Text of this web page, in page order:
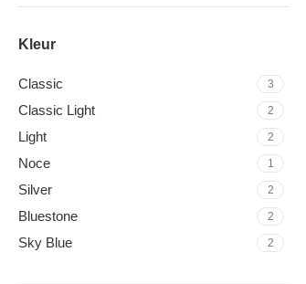
Kleur
Classic 3
Classic Light 2
Light 2
Noce 1
Silver 2
Bluestone 2
Sky Blue 2